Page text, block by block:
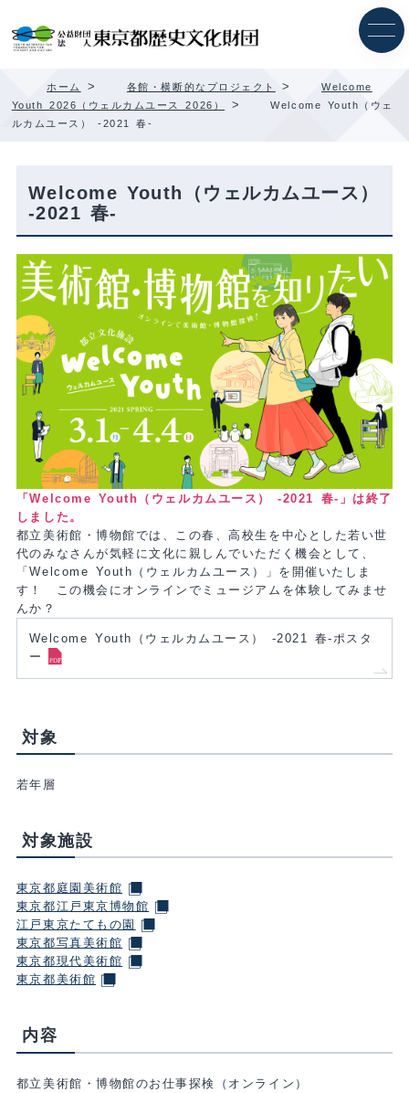
ッ
ホーム > 各館・横断的なプロジェクト >
Welcome
Youth 2026（ウェルカムユース 2026）
>
Welcome Youth（ウェ
ルカムユース） -2021 春-
Welcome Youth（ウェルカムユース）
-2021 春-
「Welcome Youth（ウェルカムユース） -2021 春- 」は終了
しました。
都立美術館・博物館では、この春、高校生を中心とした若い世
代のみなさんが気軽に文化に親しんでいただく機会として、
「Welcome Youth（ウェルカムユース）」を開催いたしま
す！ この機会にオンラインでミュージアムを体験してみませ
んか？
Welcome Youth（ウェルカムユース） -2021 春-ポスタ
ー
対象
若年層
対象施設
東京都庭園美術館
東京都江戸東京博物館
江戸東京たてもの園
東京都写真美術館
東京都現代美術館
東京都美術館
内容
都立美術館・博物館のお仕事探検（オンライン）